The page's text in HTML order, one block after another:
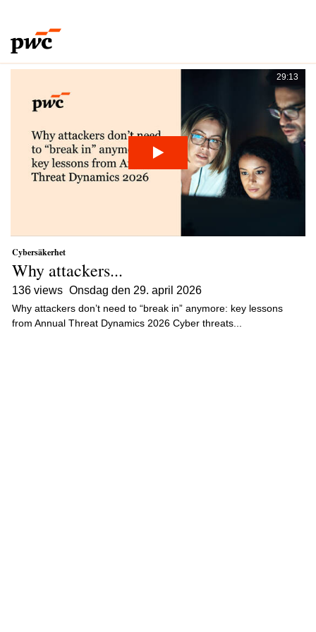
Här samlar vi intressanta videor från PwC Sverige inom ämnet
cybersäkerhet.
29:13
Cybersäkerhet
Why attackers...
136 views onsdag den 29. april 2026
Why attackers don’t need to “break in” anymore: key lessons
from Annual Threat Dynamics 2026 Cyber threats...